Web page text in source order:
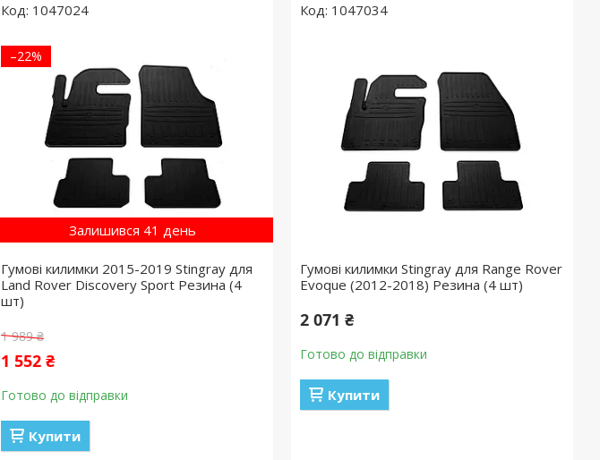
1047024
Залишився 41 день
–22%
Гумові килимки 2015-2019 Stingray для
Land Rover Discovery Sport Резина (4
шт)
1 989 ₴
1 552 ₴
Готово до відправки
Купити
1047034
Гумові килимки Stingray для Range Rover
Evoque (2012-2018) Резина (4 шт)
2 071 ₴
Готово до відправки
Купити